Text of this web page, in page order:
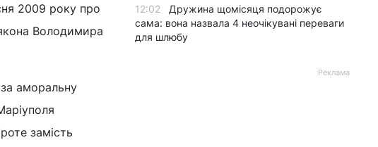
2009 року про
Володимира
аморальну
замість
12:02
Дружина щомісяця подорожує
сама: вона назвала 4 неочікувані переваги
для шлюбу
Реклама